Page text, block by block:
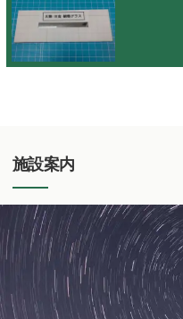
施設案内